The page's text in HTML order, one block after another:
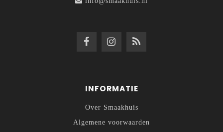
INFORMATIE
Over Smaakhuis
Algemene voorwaarden